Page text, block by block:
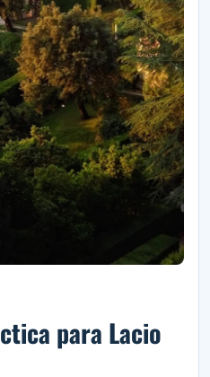
para Lacio